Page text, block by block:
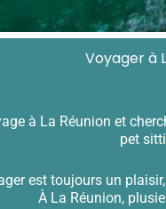
Voyager à
à La Réunion et
pet
est toujours un
À La Réunion,